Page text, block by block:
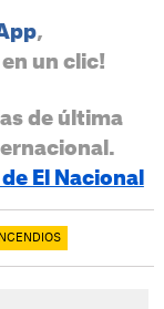
,
un clic!
de última
El Nacional
INCENDIOS